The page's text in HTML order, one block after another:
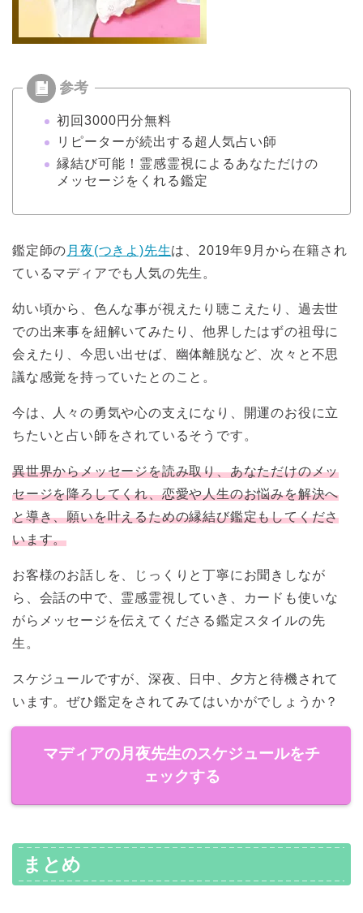
初回3000円分無料
リピーターが続出する超人気占い師
縁結び可能！霊感霊視によるあなただけの
メッセージをくれる鑑定
鑑定師の 月夜(つきよ)先生は、2019年9月から在籍され
ているマディアでも人気の先生。
幼い頃から、色んな事が視えたり聴こえたり、過去世
での出来事を紐解いてみたり、他界したはずの祖母に
会えたり、今思い出せば、幽体離脱など、次々と不思
議な感覚を持っていたとのこと。
今は、人々の勇気や心の支えになり、開運のお役に立
ちたいと占い師をされているそうです。
異世界からメッセージを読み取り、あなただけのメッ
セージを降ろしてくれ、恋愛や人生のお悩みを解決へ
と導き、願いを叶えるための縁結び鑑定もしてくださ
います。
お客様のお話しを、じっくりと丁寧にお聞きしなが
ら、会話の中で、霊感霊視していき、カードも使いな
がらメッセージを伝えてくださる鑑定スタイルの先
生。
スケジュールですが、深夜、日中、夕方と待機されて
います。ぜひ鑑定をされてみてはいかがでしょうか？
マディアの月夜先生のスケジュールをチ
ェックする
まとめ